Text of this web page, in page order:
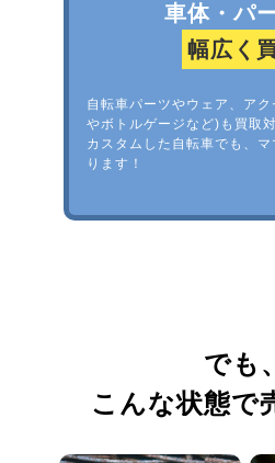
車体・パ
幅広く
自転車パーツやウェア、アク
やボトルゲージなど)も買取対
カスタムした自転車でも、
ります！
でも、
こんな状態で